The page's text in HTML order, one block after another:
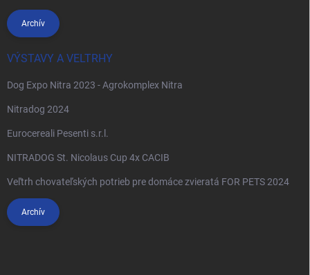
Archív
VÝSTAVY A VELTRHY
Dog Expo Nitra 2023 - Agrokomplex Nitra
Nitradog 2024
Eurocereali Pesenti s.r.l.
NITRADOG St. Nicolaus Cup 4x CACIB
Veľtrh chovateľských potrieb pre domáce zvieratá FOR PETS 2024
Archív